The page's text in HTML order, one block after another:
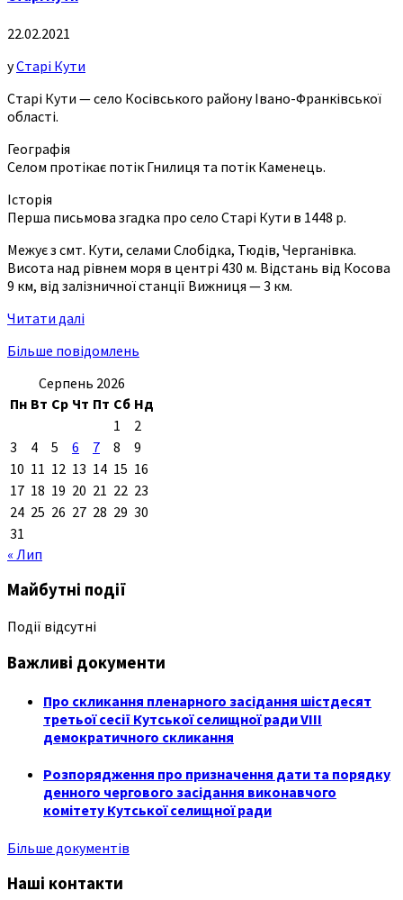
22.02.2021
уСтарі Кути
Старі Кути — село Косівського району Івано-Франківської
області.
Географія
Селом протікає потік Гнилиця та потік Каменець.
Історія
Перша письмова згадка про село Старі Кути в 1448 р.
Межує з смт. Кути, селами Слобідка, Тюдів, Черганівка.
Висота над рівнем моря в центрі 430 м. Відстань від Косова
9 км, від залізничної станції Вижниця — 3 км.
Читати далі
Більше повідомлень
Серпень 2026
Пн Вт Ср Чт Пт Сб Нд
1
2
3
4 5 6 7 8
9
10 11 12 13 14 15 16
17 18 19 20 21 22 23
24 25 26 27 28 29 30
31
« Лип
Майбутні події
Події відсутні
Важливі документи
Про скликання пленарного засідання шістдесят
третьої сесії Кутської селищної ради VIII
демократичного скликання
Розпорядження про призначення дати та порядку
денного чергового засідання виконавчого
комітету Кутської селищної ради
Більше документів
Наші контакти